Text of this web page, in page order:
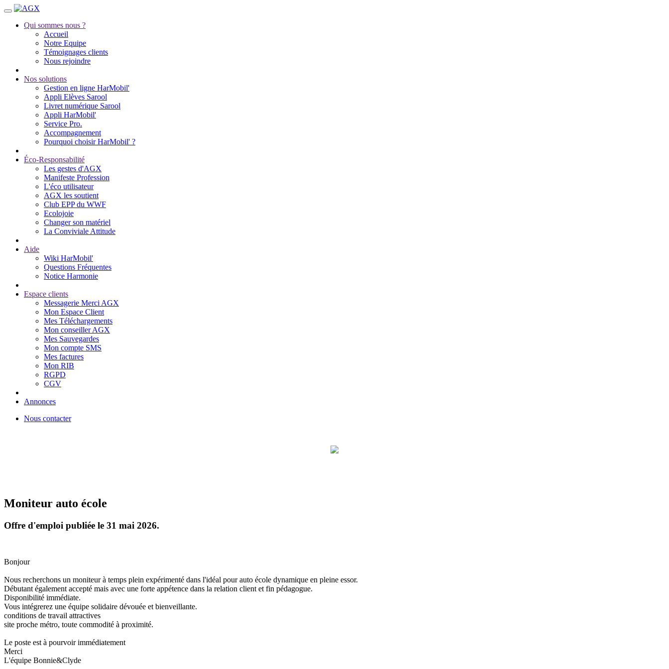
Qui sommes nous ?
Accueil
Notre Equipe
Témoignages clients
Nous rejoindre
Nos solutions
Gestion en ligne HarMobil'
Appli Elèves Sarool
Livret numérique Sarool
Appli HarMobil'
Service Pro.
Accompagnement
Pourquoi choisir HarMobil' ?
Éco-Responsabilité
Les gestes d'AGX
Manifeste Profession
L'éco utilisateur
AGX les soutient
Club EPP du WWF
Ecolojoie
Changer son matériel
La Conviviale Attitude
Aide
Wiki HarMobil'
Questions Fréquentes
Notice Harmonie
Espace clients
Messagerie Merci AGX
Mon Espace Client
Mes Téléchargements
Mon conseiller AGX
Mes Sauvegardes
Mon compte SMS
Mes factures
Mon RIB
RGPD
CGV
Annonces
Nous contacter
Moniteur auto école
Offre d'emploi publiée le 31 mai 2026.
Bonjour
Nous recherchons un moniteur à temps plein expérimenté dans l'idéal pour auto école dynamique en pleine essor.
Débutant également accepté mais avec une forte appétence dans la relation client et fin pédagogue.
Disponibilité immédiate.
Vous intégrerez une équipe solidaire dévouée et bienveillante.
conditions de travail attractives
site proche métro, toute commodité à proximité.
Le poste est à pourvoir immédiatement
Merci
L'équipe Bonnie&Clyde